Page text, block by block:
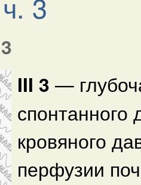
III 3 —
спонтанного
кровяного
перфузии